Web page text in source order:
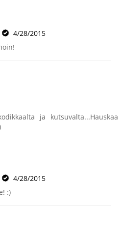
4/28/2015
ja kutsuvalta...Hauskaa
4/28/2015
:)